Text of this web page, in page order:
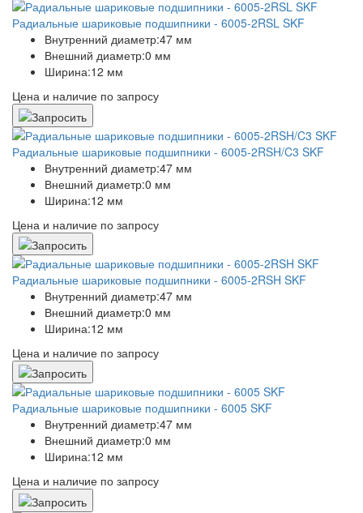
Радиальные шариковые подшипники - 6005-2RSL SKF
Внутренний диаметр:47 мм
Внешний диаметр:0 мм
Ширина:12 мм
Цена и наличие по запросу
Радиальные шариковые подшипники - 6005-2RSH/C3 SKF
Внутренний диаметр:47 мм
Внешний диаметр:0 мм
Ширина:12 мм
Цена и наличие по запросу
Радиальные шариковые подшипники - 6005-2RSH SKF
Внутренний диаметр:47 мм
Внешний диаметр:0 мм
Ширина:12 мм
Цена и наличие по запросу
Радиальные шариковые подшипники - 6005 SKF
Внутренний диаметр:47 мм
Внешний диаметр:0 мм
Ширина:12 мм
Цена и наличие по запросу